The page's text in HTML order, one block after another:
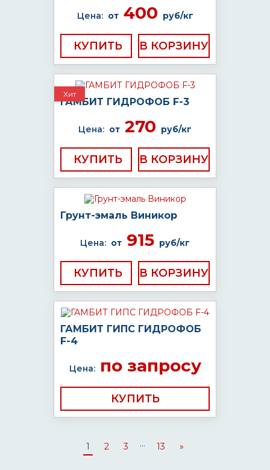
Цена: от400 руб/кг
КУПИТЬ
Хит
ГАМБИТ ГИДРОФОБ F-3
Цена: от 270 руб/кг
КУПИТЬ
Грунт-эмаль Виникор
Цена: от 915 руб/кг
КУПИТЬ
ГАМБИТ ГИПС ГИДРОФОБ
F-4
Цена:по запросу
КУПИТЬ
1 2 3 ... 13 »